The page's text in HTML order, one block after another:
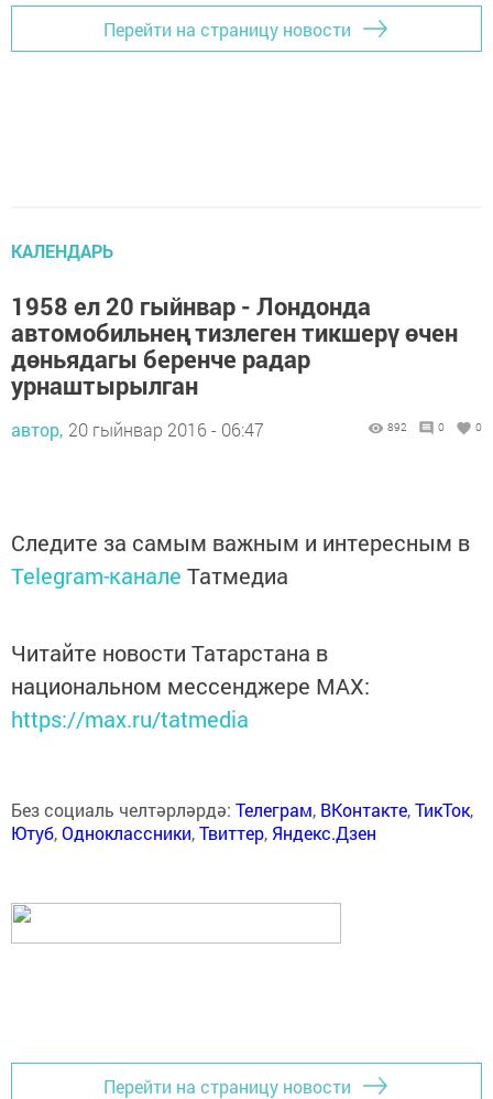
Перейти на страницу новости
КАЛЕНДАРЬ
1958 ел 20 гыйнвар - Лондонда
автомобильнең тизлеген тикшерү өчен
дөньядагы беренче радар
урнаштырылган
автор, 20 гыйнвар 2016 - 06:47 892 0 0
Следите за самым важным и интересным в
Telegram-канале Татмедиа
Читайте новости Татарстана в
национальном мессенджере MАХ:
https://max.ru/tatmedia
Без социаль челтәрләрдә: Телеграм, ВКонтакте,ТикТок,
Ютуб,Одноклассники,Твиттер, Яндекс.Дзен
Перейти на страницу новости